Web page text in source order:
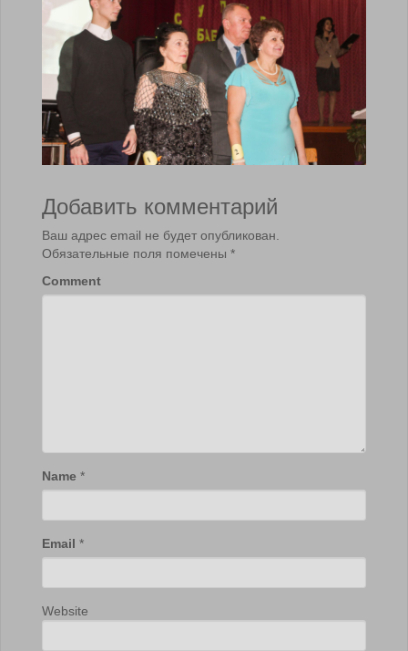
Добавить комментарий
Ваш адрес email не будет опубликован.
Обязательные поля помечены *
Comment
Name *
Email *
Website